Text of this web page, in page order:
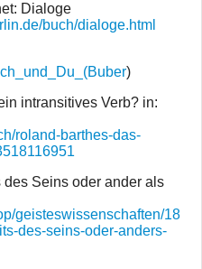
Dialoge
buch/dialoge.html
)
intransitives Verb? in:
roland-barthes-das-
Seins oder ander als
geisteswissenschaften/18
des-seins-oder-anders-